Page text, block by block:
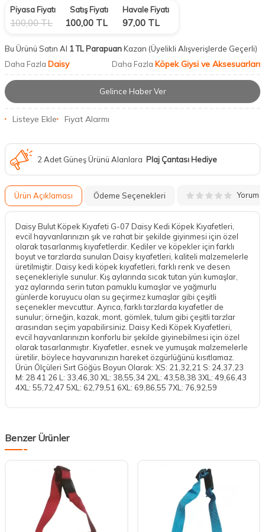
Piyasa Fiyatı
100,00TL
Satış Fiyatı
100,00 TL
Havale Fiyatı
97,00 TL
Bu Ürünü Satın Al 1 TL ParapuanKazan (Üyelikli Alışverişlerde Geçerli)
Daha Fazla Daisy Daha Fazla Köpek Giysi ve Aksesuarları
Gelince Haber Ver
Listeye Ekle Fiyat Alarmı
2 Adet Güneş Ürünü Alanlara Plaj Çantası Hediye
Ürün Açıklaması Ödeme Seçenekleri Yorum
Daisy Bulut Köpek Kıyafeti G-07 Daisy Kedi Köpek Kıyafetleri,
evcil hayvanlarınızın şık ve rahat bir şekilde giyinmesi için özel
olarak tasarlanmış kıyafetlerdir. Kediler ve köpekler için farklı
boyut ve tarzlarda sunulan Daisy kıyafetleri, kaliteli malzemelerle
üretilmiştir. Daisy kedi köpek kıyafetleri, farklı renk ve desen
seçenekleriyle sunulur. Kış aylarında sıcak tutan yün kumaşlar,
yaz aylarında serin tutan pamuklu kumaşlar ve yağmurlu
günlerde koruyucu olan su geçirmez kumaşlar gibi çeşitli
seçenekler mevcuttur. Ayrıca, farklı tarzlarda kıyafetler de
sunulur; örneğin, kazak, mont, gömlek, tulum gibi çeşitli tarzlar
arasından seçim yapabilirsiniz. Daisy Kedi Köpek Kıyafetleri,
evcil hayvanlarınızın konforlu bir şekilde giyinebilmesi için özel
olarak tasarlanmıştır. Kıyafetler, esnek ve yumuşak malzemelerle
üretilir, böylece hayvanınızın hareket özgürlüğünü kısıtlamaz.
Ürün Ölçüleri Sırt Göğüs Boyun Olarak: XS: 21,32,21 S: 24,37,23
M: 28 41 26 L: 33,46,30 XL: 38,55,34 2XL: 43,58,38 3XL: 49,66,43
4XL: 55,72,47 5XL: 62,79,51 6XL: 69,86,55 7XL: 76,92,59
Benzer Ürünler